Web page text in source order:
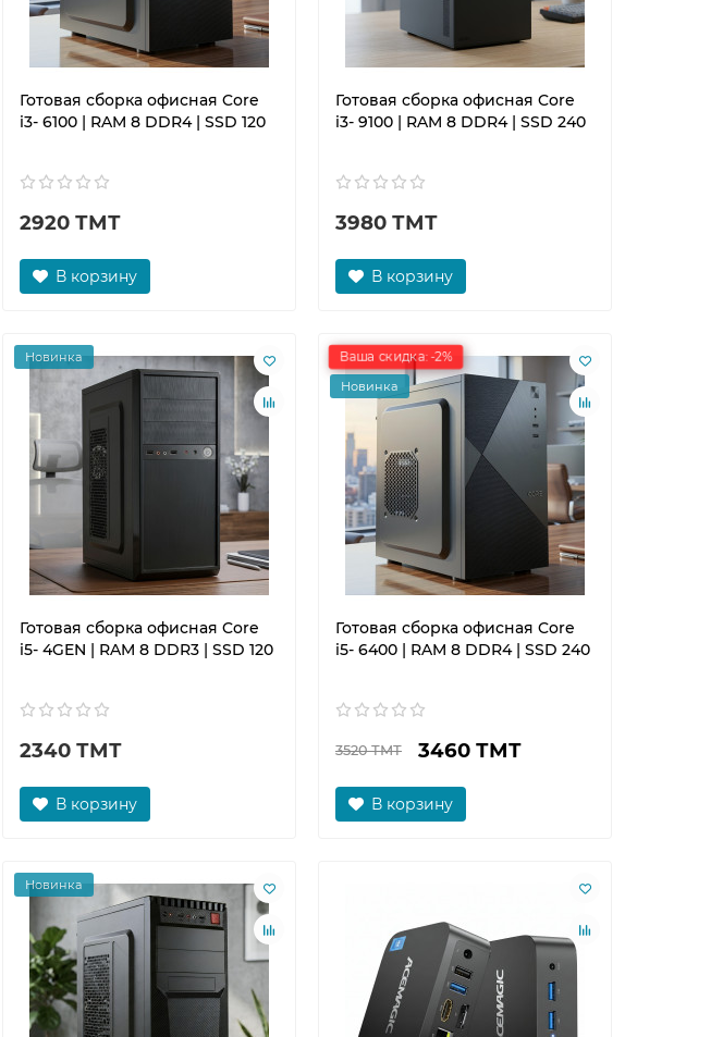
Готовая сборка офисная Core
i3- 6100 | RAM 8 DDR4 | SSD 120
2920 ТМТ
В корзину
Готовая сборка офисная Core
i3- 9100 | RAM 8 DDR4 | SSD 240
3980 ТМТ
В корзину
Новинка
Готовая сборка офисная Core
i5- 4GEN | RAM 8 DDR3 | SSD 120
2340 ТМТ
В корзину
Ваша скидка: -2%
Новинка
Готовая сборка офисная Core
i5- 6400 | RAM 8 DDR4 | SSD 240
3520 ТМТ 3460 ТМТ
В корзину
Новинка